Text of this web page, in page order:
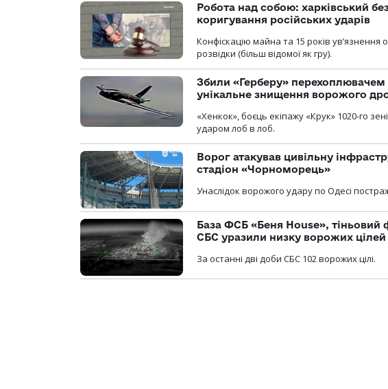
Робота над собою: харківський
коригування російських ударів
Конфіскацію майна та 15 років
розвідки (більш відомої як гру).
Збили «Герберу»
унікальне знищення ворожого
«Хенкок», боєць екіпажу «Крук» 1020-го
ударом лоб в лоб.
Ворог атакував цивільну
стадіон «Чорноморець»
Унаслідок ворожого удару по Одесі
База ФСБ «Беня House»,
СБС уразили низку ворожих цілей
За останні дві доби СБС 102 ворожих цілі.